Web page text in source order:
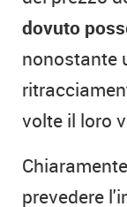
dovuto
nonostante
volte il loro
prevedere